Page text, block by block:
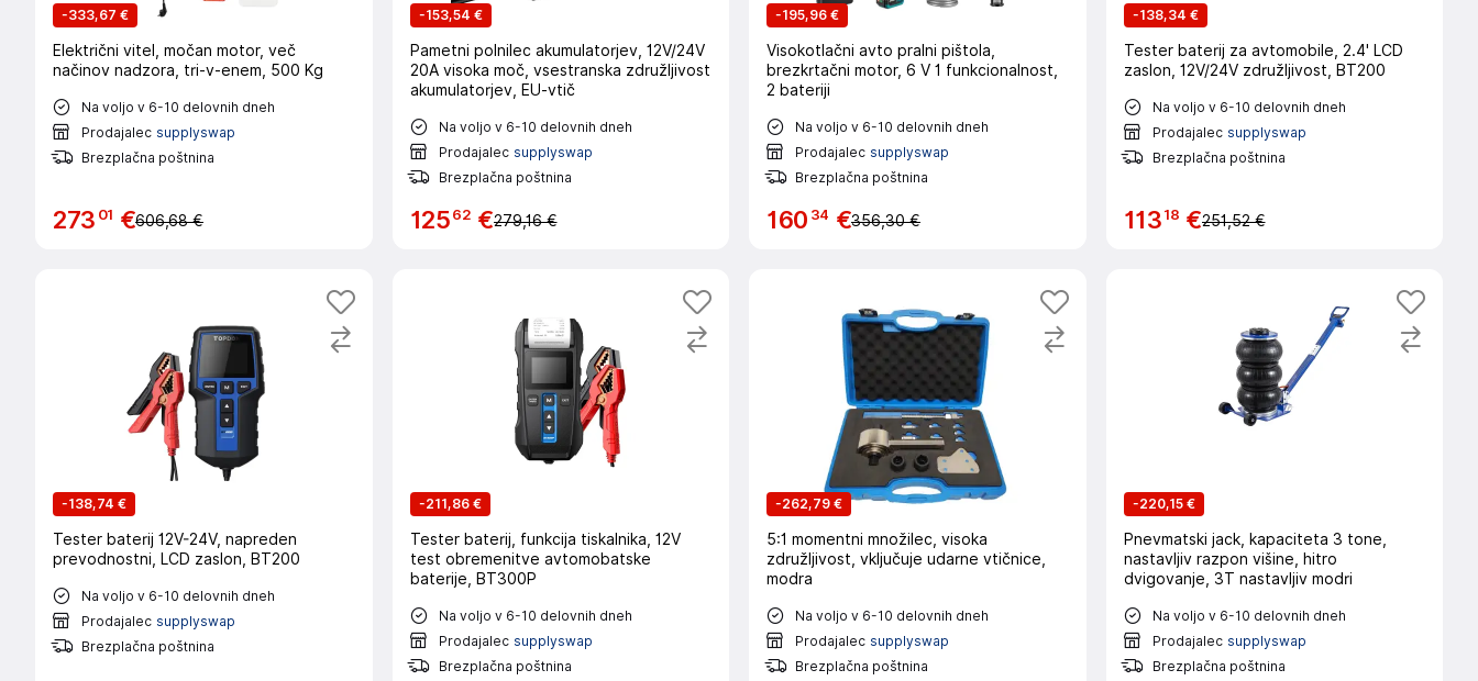
-333,67 €
Električni vitel, močan motor, več
načinov nadzora, tri-v-enem, 500 Kg
Na voljo v 6-10 delovnih dneh
Prodajalec supplyswap
Brezplačna poštnina
273 01 €606,68 €
-153,54 €
Pametni polnilec akumulatorjev, 12V/24V
20A visoka moč, vsestranska združljivost
akumulatorjev, EU-vtič
Na voljo v 6-10 delovnih dneh
Prodajalec supplyswap
Brezplačna poštnina
12562 €279,16 €
-195,96 €
Visokotlačni avto pralni pištola,
brezkrtačni motor, 6 V 1 funkcionalnost,
2 bateriji
Na voljo v 6-10 delovnih dneh
Prodajalec supplyswap
Brezplačna poštnina
160 34 €356,30 €
-138,34 €
Tester baterij za avtomobile, 2.4' LCD
zaslon, 12V/24V združljivost, BT200
Na voljo v 6-10 delovnih dneh
Prodajalec supplyswap
Brezplačna poštnina
11318 €251,52 €
-138,74 €
Tester baterij 12V-24V, napreden
prevodnostni, LCD zaslon, BT200
Na voljo v 6-10 delovnih dneh
Prodajalec supplyswap
Brezplačna poštnina
-211,86 €
Tester baterij, funkcija tiskalnika, 12V
test obremenitve avtomobatske
baterije, BT300P
Na voljo v 6-10 delovnih dneh
Prodajalec supplyswap
Brezplačna poštnina
-262,79 €
5:1 momentni množilec, visoka
združljivost, vključuje udarne vtičnice,
modra
Na voljo v 6-10 delovnih dneh
Prodajalec supplyswap
Brezplačna poštnina
-220,15 €
Pnevmatski jack, kapaciteta 3 tone,
nastavljiv razpon višine, hitro
dvigovanje, 3T nastavljiv modri
Na voljo v 6-10 delovnih dneh
Prodajalec supplyswap
Brezplačna poštnina